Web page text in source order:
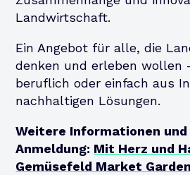
Landwirtschaft.
Ein Angebot für alle, die
denken und erleben wollen
beruflich oder einfach aus
nachhaltigen Lösungen.
Weitere Informationen
Anmeldung: Mit Herz und
Gemüsefeld Market